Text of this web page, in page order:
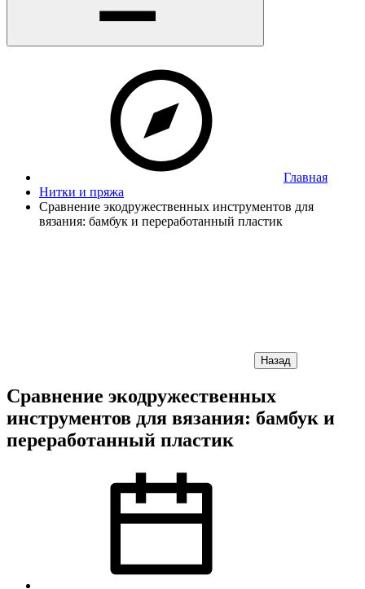
Главная
Нитки и пряжа
Сравнение экодружественных инструментов для
вязания: бамбук и переработанный пластик
Назад
Сравнение экодружественных
инструментов для вязания: бамбук и
переработанный пластик